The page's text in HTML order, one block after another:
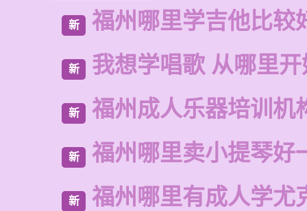
新 福州哪里学吉他比较
新 我想学唱歌 从哪里开
新 福州成人乐器培训机
新 福州哪里卖小提琴好
新 福州哪里有成人学尤